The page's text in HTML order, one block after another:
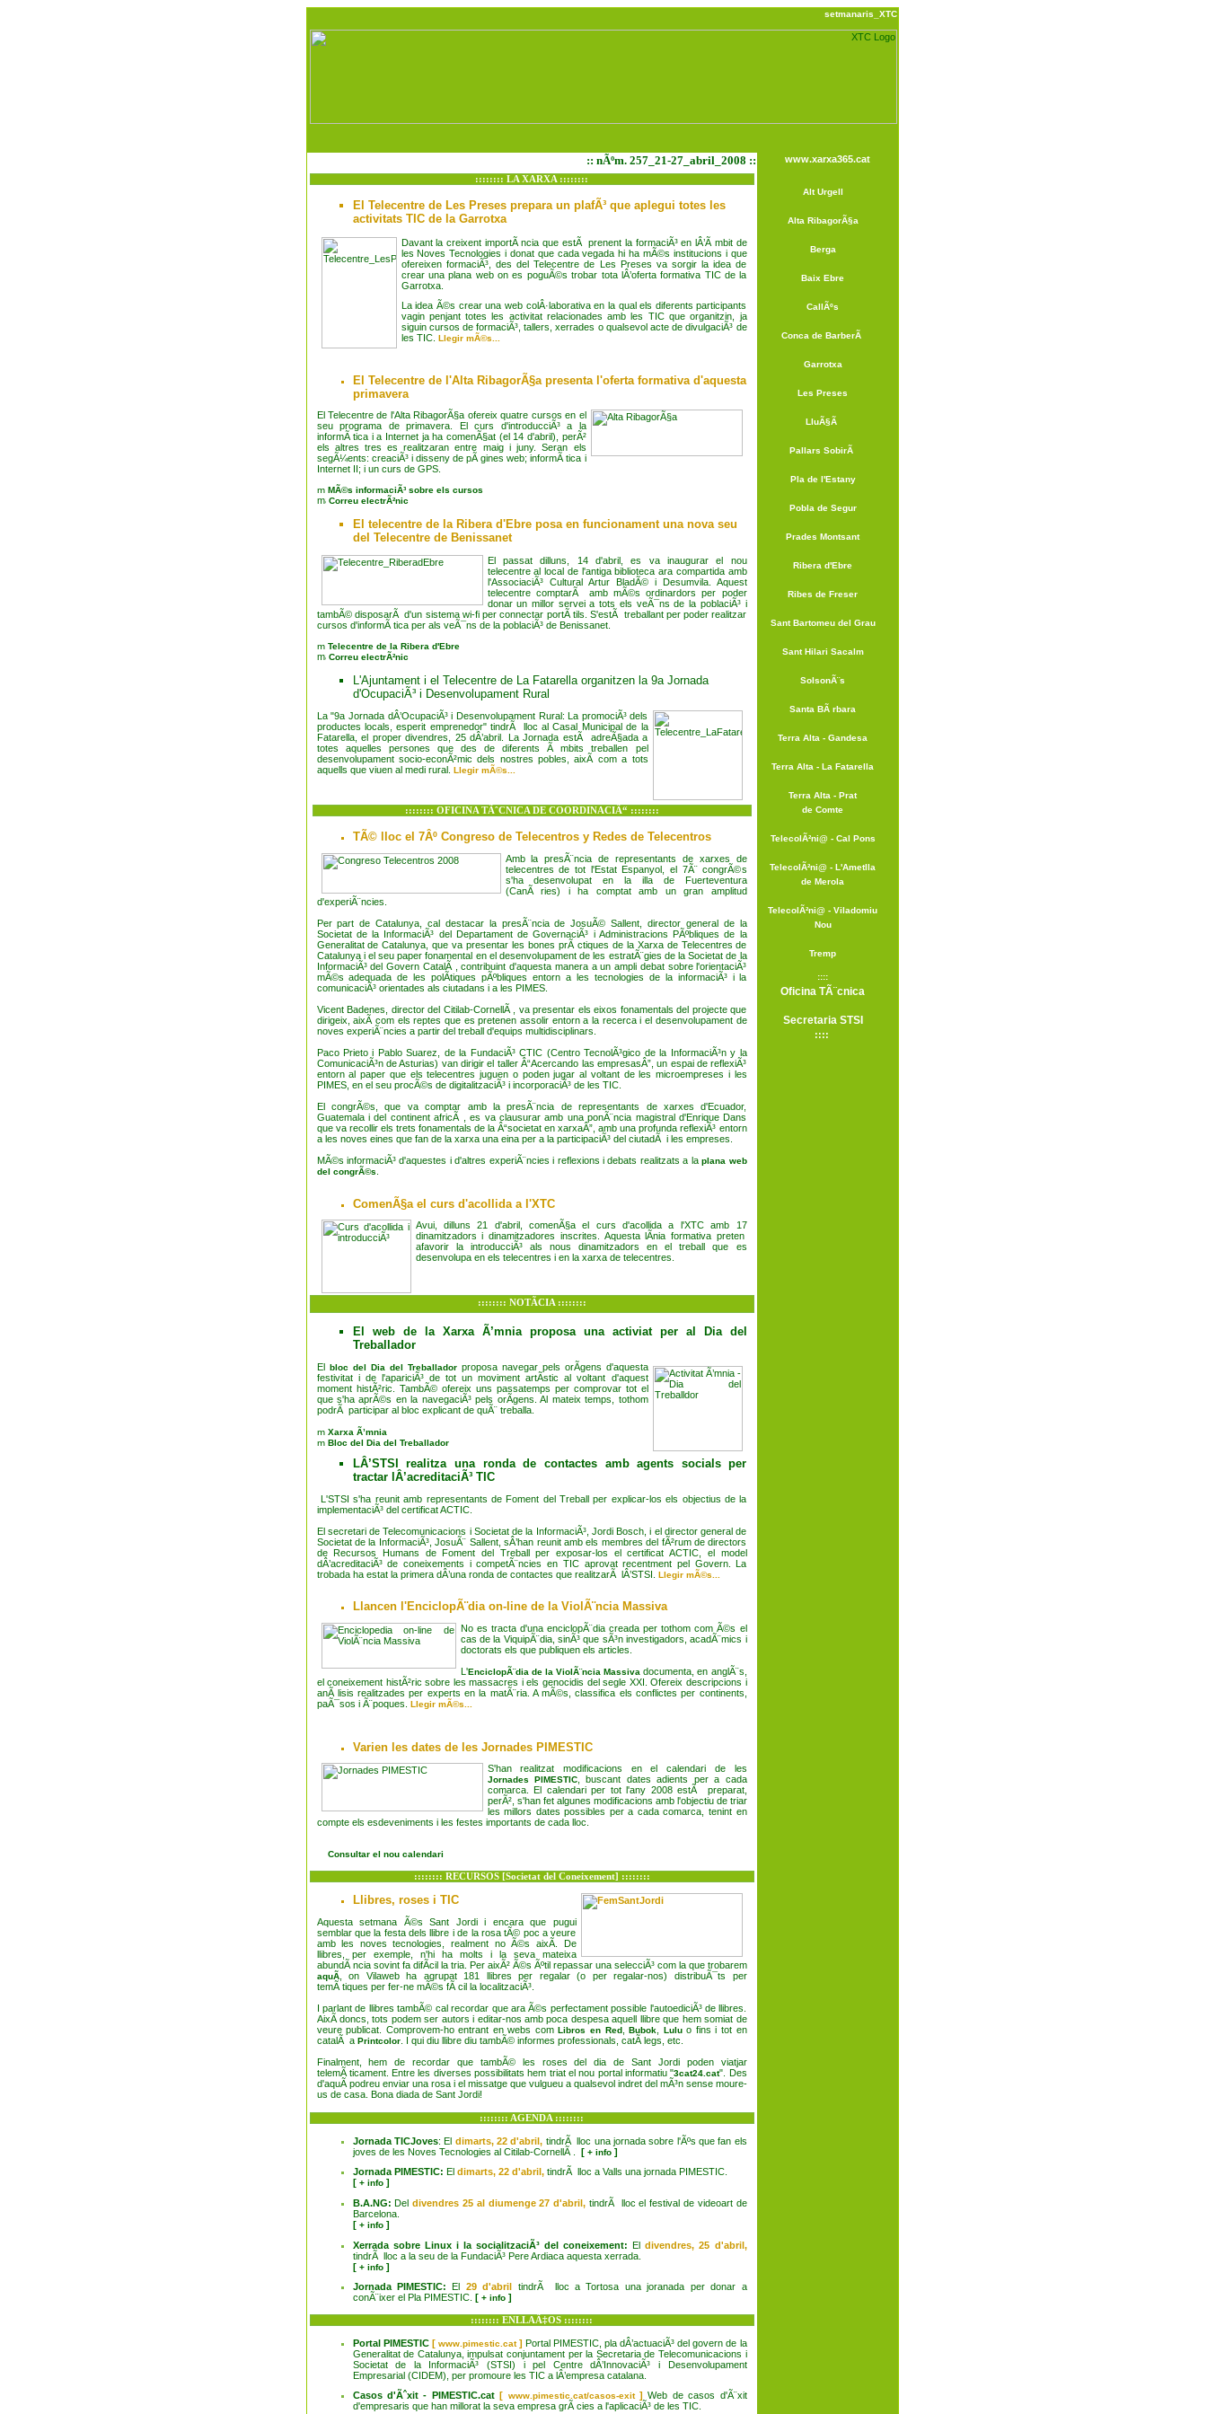
setmanaris_XTC
:: nÃºm. 257_21-27_abril_2008 ::
:::::::: LA XARXA ::::::::
El Telecentre de Les Preses prepara un plafÃ³ que aplegui totes les
activitats TIC de la Garrotxa
Davant la creixent importÃ ncia que estÃ prenent la formaciÃ³ en lÂ’Ã mbit de
les Noves Tecnologies i donat que cada vegada hi ha mÃ©s institucions i que
ofereixen formaciÃ³, des del Telecentre de Les Preses va sorgir la idea de
crear una plana web on es poguÃ©s trobar tota lÂ’oferta formativa TIC de la
Garrotxa.
La idea Ã©s crear una web colÂ·laborativa en la qual els diferents participants
vagin penjant totes les activitat relacionades amb les TIC que organitzin, ja
siguin cursos de formaciÃ³, tallers, xerrades o qualsevol acte de divulgaciÃ³ de
les TIC. Llegir mÃ©s...
El Telecentre de l'Alta RibagorÃ§a presenta l'oferta formativa d'aquesta
primavera
El Telecentre de l'Alta RibagorÃ§a ofereix quatre cursos en el
seu programa de primavera. El curs d'introducciÃ³ a la
informÃ tica i a Internet ja ha comenÃ§at (el 14 d'abril), perÃ²
els altres tres es realitzaran entre maig i juny. Seran els
segÃ¼ents: creaciÃ³ i disseny de pÃ gines web; informÃ tica i
Internet II; i un curs de GPS.
MÃ©s informaciÃ³ sobre els cursos
Correu electrÃ²nic
El telecentre de la Ribera d'Ebre posa en funcionament una nova seu
del Telecentre de Benissanet
El passat dilluns, 14 d'abril, es va inaugurar el nou
telecentre al local de l'antiga biblioteca ara compartida amb
l'AssociaciÃ³ Cultural Artur BladÃ© i Desumvila. Aquest
telecentre comptarÃ amb mÃ©s ordinardors per poder
donar un millor servei a tots els veÃ¯ns de la poblaciÃ³ i
tambÃ© disposarÃ d'un sistema wi-fi per connectar portÃ tils. S'estÃ treballant per poder realitzar
cursos d'informÃ tica per als veÃ¯ns de la poblaciÃ³ de Benissanet.
Telecentre de la Ribera d'Ebre
Correu electrÃ²nic
L'Ajuntament i el Telecentre de La Fatarella organitzen la 9a Jornada
d'OcupaciÃ³ i Desenvolupament Rural
La "9a Jornada dÂ’OcupaciÃ³ i Desenvolupament Rural: La promociÃ³ dels
productes locals, esperit emprenedor" tindrÃ lloc al Casal Municipal de la
Fatarella, el proper divendres, 25 dÂ’abril. La Jornada estÃ adreÃ§ada a
totes aquelles persones que des de diferents Ã mbits treballen pel
desenvolupament socio-econÃ²mic dels nostres pobles, aixÃ­ com a tots
aquells que viuen al medi rural. Llegir mÃ©s...
:::::::: OFICINA TÃˆCNICA DE COORDINACIÃ“ ::::::::
TÃ© lloc el 7Âº Congreso de Telecentros y Redes de Telecentros
Amb la presÃ¨ncia de representants de xarxes de
telecentres de tot l'Estat Espanyol, el 7Ã¨ congrÃ©s
s'ha desenvolupat en la illa de Fuerteventura
(CanÃ ries) i ha comptat amb un gran amplitud
d'experiÃ¨ncies.
Per part de Catalunya, cal destacar la presÃ¨ncia de JosuÃ© Sallent, director general de la
Societat de la InformaciÃ³ del Departament de GovernaciÃ³ i Administracions PÃºbliques de la
Generalitat de Catalunya, que va presentar les bones prÃ ctiques de la Xarxa de Telecentres de
Catalunya i el seu paper fonamental en el desenvolupament de les estratÃ¨gies de la Societat de la
InformaciÃ³ del Govern CatalÃ , contribuint d'aquesta manera a un ampli debat sobre l'orientaciÃ³
mÃ©s adequada de les polÃ­tiques pÃºbliques entorn a les tecnologies de la informaciÃ³ i la
comunicaciÃ³ orientades als ciutadans i a les PIMES.
Vicent Badenes, director del Citilab-CornellÃ , va presentar els eixos fonamentals del projecte que
dirigeix, aixÃ­ com els reptes que es pretenen assolir entorn a la recerca i el desenvolupament de
noves experiÃ¨ncies a partir del treball d'equips multidisciplinars.
Paco Prieto i Pablo Suarez, de la FundaciÃ³ CTIC (Centro TecnolÃ³gico de la InformaciÃ³n y la
ComunicaciÃ³n de Asturias) van dirigir el taller Â“Acercando las empresasÂ”, un espai de reflexiÃ³
entorn al paper que els telecentres juguen o poden jugar al voltant de les microempreses i les
PIMES, en el seu procÃ©s de digitalitzaciÃ³ i incorporaciÃ³ de les TIC.
El congrÃ©s, que va comptar amb la presÃ¨ncia de representants de xarxes d'Ecuador,
Guatemala i del continent africÃ , es va clausurar amb una ponÃ¨ncia magistral d'Enrique Dans
que va recollir els trets fonamentals de la Â“societat en xarxaÂ”, amb una profunda reflexiÃ³ entorn
a les noves eines que fan de la xarxa una eina per a la participaciÃ³ del ciutadÃ i les empreses.
MÃ©s informaciÃ³ d'aquestes i d'altres experiÃ¨ncies i reflexions i debats realitzats a laplana web
del congrÃ©s
ComenÃ§a el curs d'acollida a l'XTC
Avui, dilluns 21 d'abril, comenÃ§a el curs d'acollida a l'XTC amb 17
dinamitzadors i dinamitzadores inscrites. Aquesta lÃ­nia formativa preten
afavorir la
introducciÃ³ als nous dinamitzadors en el treball que es
desenvolupa enels telecentres i en la xarxa de telecentres.
:::::::: NOTÃCIA ::::::::
El web de la Xarxa Ã’mnia proposa una activiat per al Dia del
Treballador
El bloc del Dia del Treballadorproposa navegar pels orÃ­gens d'aquesta
festivitat i de l'apariciÃ³ de tot un moviment artÃ­stic al voltant d'aquest
moment histÃ²ric. TambÃ© ofereix uns passatemps per comprovar tot el
que s'ha aprÃ©s en la navegaciÃ³ pels orÃ­gens. Al mateix temps, tothom
podrÃ participar al bloc explicant de quÃ¨ treballa.
Xarxa Ã’mnia
Bloc del Dia del Treballador
LÂ’STSI realitza una ronda de contactes amb agents socials per
tractar lÂ’acreditaciÃ³ TIC
L'STSI s'ha reunit amb representants de Foment del Treball per explicar-los els objectius de la
implementaciÃ³ del certificat ACTIC.
El secretari de Telecomunicacions i Societat de la InformaciÃ³, Jordi Bosch, i el director general de
Societat de la InformaciÃ³, JosuÃ¨ Sallent, sÂ’han reunit amb els membres del fÃ²rum de directors
de Recursos Humans de Foment del Treball per exposar-los el certificat ACTIC, el model
dÂ’acreditaciÃ³ de coneixements i competÃ¨ncies en TIC aprovat recentment pel Govern. La
trobada ha estat la primera dÂ’una ronda de contactes que realitzarÃ lÂ’STSI. Llegir mÃ©s...
Llancen l'EnciclopÃ¨dia on-line de la ViolÃ¨ncia Massiva
No es tracta d'una enciclopÃ¨dia creada per tothom com Ã©s el
cas de la ViquipÃ¨dia, sinÃ³ que sÃ³n investigadors, acadÃ¨mics i
doctorats els que publiquen els articles.
L 'EnciclopÃ¨dia de la ViolÃ¨ncia Massiva documenta, en anglÃ¨s,
el coneixement histÃ²ric sobre les massacres i els genocidis del segle XXI. Ofereix descripcions i
anÃ lisis realitzades per experts en la matÃ¨ria. A mÃ©s, classifica els conflictes per continents,
paÃ¯sos i Ã¨poques. Llegir mÃ©s...
Varien les dates de les Jornades PIMESTIC
S'han realitzat modificacions en el calendari de les
Jornades PIMESTIC, buscant dates adients per a cada
comarca. El calendari per tot l'any 2008 estÃ preparat,
perÃ², s'han fet algunes modificacions amb l'objectiu de triar
les millors dates possibles per a cada comarca, tenint en
compte els esdeveniments i les festes importants de cada lloc.
Consultar el nou calendari
:::::::: RECURSOS [Societat del Coneixement] ::::::::
Llibres, roses i TIC
Aquesta setmana Ã©s Sant Jordi i encara que pugui
semblar que la festa dels llibre i de la rosa tÃ© poc a veure
amb les noves tecnologies, realment no Ã©s aixÃ­. De
llibres, per exemple, n'hi ha molts i la seva mateixa
abundÃ ncia sovint fa difÃ­cil la tria. Per aixÃ² Ã©s Ãºtil repassar una selecciÃ³ com la que trobarem
aquÃ­, on Vilaweb ha agrupat 181 llibres per regalar (o per regalar-nos) distribuÃ¯ts per
temÃ tiques per fer-ne mÃ©s fÃ cil la localitzaciÃ³.
I parlant de llibres tambÃ© cal recordar que ara Ã©s perfectament possible l'autoediciÃ³ de llibres.
AixÃ­ doncs, tots podem ser autors i editar-nos amb poca despesa aquell llibre que hem somiat de
veure publicat. Comprovem-ho entrant en webs comLibros en Red,Bubok Luluo fins i tot en
catalÃ a Printcolor. I qui diu llibre diu tambÃ© informes professionals, catÃ legs, etc.
Finalment, hem de recordar que tambÃ© les roses del dia de Sant Jordi poden viatjar
telemÃ ticament. Entre les diverses possibilitats hem triat el nou portal informatiu "3cat24.cat". Des
d'aquÃ­ podreu enviar una rosa i el missatge que vulgueu a qualsevol indret del mÃ³n sense moure-
us de casa. Bona diada de Sant Jordi!
:::::::: AGENDA ::::::::
Jornada TICJoves: El dimarts, 22 d'abril, tindrÃ lloc una jornada sobre l'Ãºs que fan els
joves de les Noves Tecnologies al Citilab-CornellÃ
[ + info ]
Jornada PIMESTIC: El dimarts, 22 d'abril,tindrÃ lloc a Valls una jornada PIMESTIC.
[ + info ]
B.A.NG:Deldivendres 25 al diumenge 27 d'abril, tindrÃ lloc el festival de videoart de
Barcelona.
[ + info ]
Xerrada sobre Linux i la socialitzaciÃ³ del coneixement:Eldivendres, 25 d'abril,
tindrÃ lloc a la seu de la FundaciÃ³ Pere Ardiaca aquesta xerrada.
[ + info ]
Jornada PIMESTIC:
El 29 d'abril
tindrÃ lloc a Tortosa una joranada per donar a
conÃ¨ixer el Pla PIMESTIC.
[ + info ]
:::::::: ENLLAÃ‡OS ::::::::
Portal PIMESTIC [ www.pimestic.cat] Portal PIMESTIC, pla dÂ’actuaciÃ³ del govern de la
Generalitat de Catalunya, impulsat conjuntament per la Secretaria de Telecomunicacions i
Societat de la InformaciÃ³ (STSI) i pel Centre dÂ’InnovaciÃ³ i Desenvolupament
Empresarial (CIDEM), per promoure les TIC a lÂ’empresa catalana.
Casos d'Ãˆxit - PIMESTIC.cat
[ www.pimestic.cat/casos-exit ]Web de casos d'Ã¨xit
d'empresaris que han millorat la seva empresa grÃ cies a l'aplicaciÃ³ de les TIC.
www.xarxa365.cat
Alt Urgell
Alta RibagorÃ§a
Berga
Baix Ebre
CallÃºs
Conca de BarberÃ
Garrotxa
Les Preses
LluÃ§Ã
Pallars SobirÃ
Pla de l'Estany
Pobla de Segur
Prades Montsant
Ribera d'Ebre
Ribes de Freser
Sant Bartomeu del Grau
Sant Hilari Sacalm
SolsonÃ¨s
Santa BÃ rbara
Terra Alta - Gandesa
Terra Alta - La Fatarella
Terra Alta - Prat
de Comte
TelecolÃ²ni@ - Cal Pons
TelecolÃ²ni@ - L'Ametlla
de Merola
TelecolÃ²ni@ - Viladomiu
Nou
Tremp
::::
Oficina TÃ¨cnica
Secretaria STSI
::::